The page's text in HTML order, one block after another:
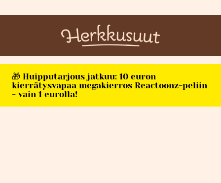
🎁 Huipputarjous jatkuu: 10 euron
kierrätysvapaa megakierros Reactoonz-peliin
- vain 1 eurolla!